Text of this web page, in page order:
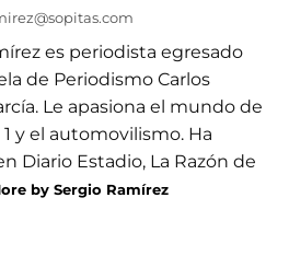
es periodista egresado
de Periodismo Carlos
Le apasiona el mundo de
y el automovilismo. Ha
Diario Estadio, La Razón de
by Sergio Ramírez